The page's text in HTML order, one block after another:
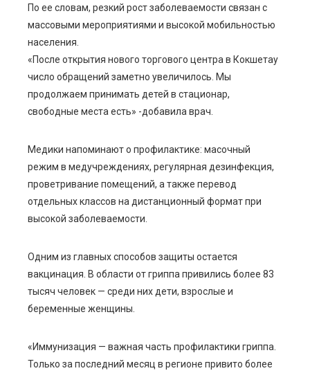
По ее словам, резкий рост заболеваемости связан с
массовыми мероприятиями и высокой мобильностью
населения.
«После открытия нового торгового центра в Кокшетау
число обращений заметно увеличилось. Мы
продолжаем принимать детей в стационар,
свободные места есть» -добавила врач.
Медики напоминают о профилактике: масочный
режим в медучреждениях, регулярная дезинфекция,
проветривание помещений, а также перевод
отдельных классов на дистанционный формат при
высокой заболеваемости.
Одним из главных способов защиты остается
вакцинация. В области от гриппа привились более 83
тысяч человек — среди них дети, взрослые и
беременные женщины.
«Иммунизация — важная часть профилактики гриппа.
Только за последний месяц в регионе привито более